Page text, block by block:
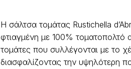
Η σάλτσα τομάτας Rustichella
φτιαγμένη με 100% τοματοπολτό
τομάτες που συλλέγονται με το
διασφαλίζοντας την υψηλότερη